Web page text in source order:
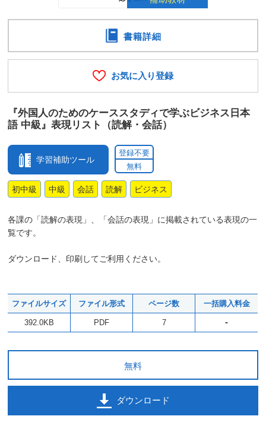
『外国人のためのケーススタディで学ぶビジネス日本
語 中級』表現リスト（読解・会話）
学習補助ツール
登録不要
無料
初中級 中級 会話 読解 ビジネス
各課の「読解の表現」、「会話の表現」に掲載されている表現の一
覧です。
ダウンロード、印刷してご利用ください。
ファイルサイズ ファイル形式 ページ数 一括購入料金
392.0KB PDF 7 -
無料
ダウンロード
書籍詳細
お気に入り登録